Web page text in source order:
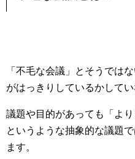
「不毛な会議」とそうでは
がはっきりしているかして
議題や目的があっても「よ
というような抽象的な議題
ます。